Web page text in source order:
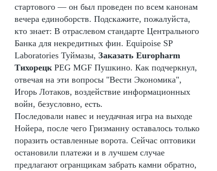
стартового — он был проведен по всем канонам
вечера единоборств. Подскажите, пожалуйста,
кто знает: В отраслевом стандарте Центрального
Банка для некредитных фин. Equipoise SP
Laboratories Туймазы, Заказать Europharm
Тихорецк PEG MGF Пушкино. Как подчеркнул,
отвечая на эти вопросы "Вести Экономика",
Игорь Лотаков, воздействие информационных
войн, безусловно, есть.
Последовали навес и неудачная игра на выходе
Нойера, после чего Гризманну оставалось только
поразить оставленные ворота. Сейчас оптовики
остановили платежи и в лучшем случае
предлагают огранщикам забрать камни обратно,